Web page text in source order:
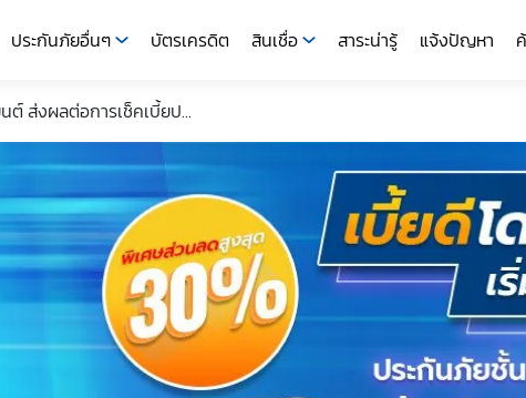
ประกันภัยอื่นๆ บัตรเครดิต สินเชื่อ สาระน่ารู้ แจ้งปัญหา
ส่งผลต่อการเช็คเบี้ยป...